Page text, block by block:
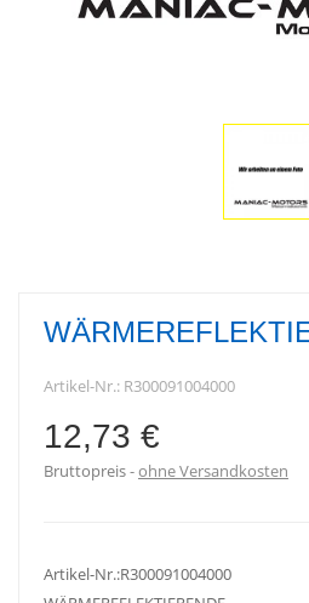
Artikel-Nr.: R300091004000
12,73 €
Bruttopreis ohne Versandkosten
Artikel-Nr.:R300091004000